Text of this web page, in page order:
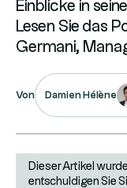
Einblicke in
Lesen Sie das
Germani,
Von Damien Hélène
Dieser Artikel
entschuldigen Sie